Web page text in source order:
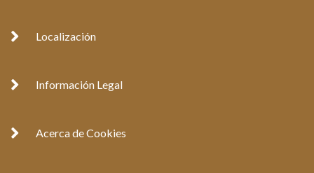
Localización
Información Legal
Acerca de Cookies